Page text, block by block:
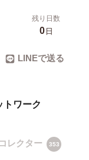
残り日数
0日
LINEで送る
ワーク
コレクター 353